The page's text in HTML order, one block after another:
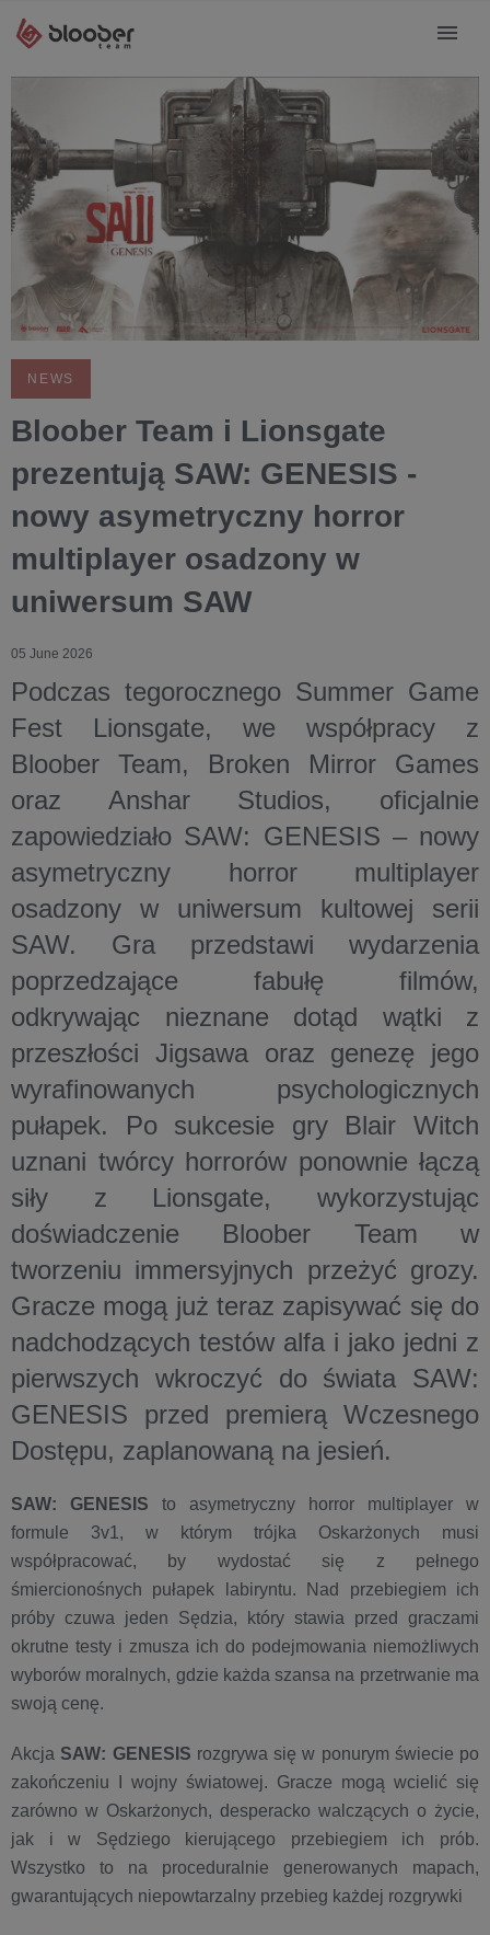
NEWS
Bloober Team i Lionsgate
prezentują SAW: GENESIS -
nowy asymetryczny horror
multiplayer osadzony w
uniwersum SAW
05 June 2026
Podczas tegorocznego Summer Game
Fest Lionsgate, we współpracy z
Bloober Team, Broken Mirror Games
oraz Anshar Studios, oficjalnie
zapowiedziało SAW: GENESIS – nowy
asymetryczny horror multiplayer
osadzony w uniwersum kultowej serii
SAW. Gra przedstawi wydarzenia
poprzedzające fabułę filmów,
odkrywając nieznane dotąd wątki z
przeszłości Jigsawa oraz genezę jego
wyrafinowanych psychologicznych
pułapek. Po sukcesie gry Blair Witch
uznani twórcy horrorów ponownie łączą
siły z Lionsgate, wykorzystując
doświadczenie Bloober Team w
tworzeniu immersyjnych przeżyć grozy.
Gracze mogą już teraz zapisywać się do
nadchodzących testów alfa i jako jedni z
pierwszych wkroczyć do świata SAW:
GENESIS przed premierą Wczesnego
Dostępu, zaplanowaną na jesień.
SAW: GENESIS to asymetryczny horror multiplayer w
formule 3v1, w którym trójka Oskarżonych musi
współpracować, by wydostać się z pełnego
śmiercionośnych pułapek labiryntu. Nad przebiegiem ich
próby czuwa jeden Sędzia, który stawia przed graczami
okrutne testy i zmusza ich do podejmowania niemożliwych
wyborów moralnych, gdzie każda szansa na przetrwanie ma
swoją cenę.
Akcja SAW: GENESIS rozgrywa się w ponurym świecie po
zakończeniu I wojny światowej. Gracze mogą wcielić się
zarówno w Oskarżonych, desperacko walczących o życie,
jak i w Sędziego kierującego przebiegiem ich prób.
Wszystko to na proceduralnie generowanych mapach,
gwarantujących niepowtarzalny przebieg każdej rozgrywki